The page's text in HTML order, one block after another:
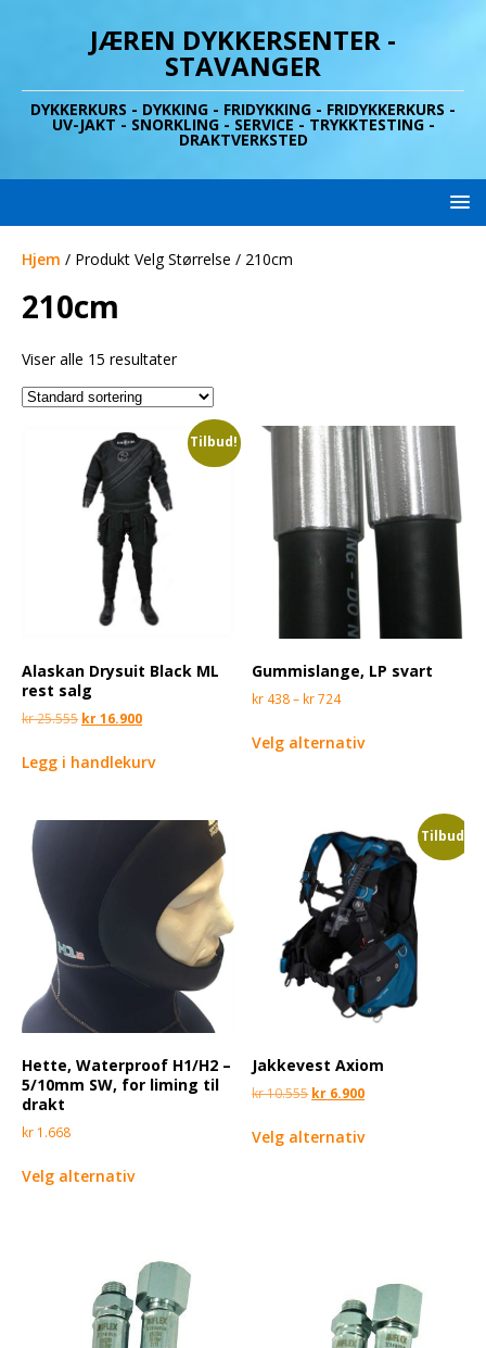
JÆREN DYKKERSENTER -
STAVANGER
DYKKERKURS - DYKKING - FRIDYKKING - FRIDYKKERKURS -
UV-JAKT - SNORKLING - SERVICE - TRYKKTESTING -
DRAKTVERKSTED
Hjem / Produkt Velg Størrelse / 210cm
210cm
Viser alle 15 resultater
Tilbud!
Alaskan Drysuit Black ML
rest salg
kr25.555 kr16.900
Legg i handlekurv
Gummislange, LP svart
kr 438– kr724
Velg alternativ
Hette, Waterproof H1/H2 –
5/10mm SW, for liming til
drakt
kr 1.668
Velg alternativ
Tilbud!
Jakkevest Axiom
kr10.555 kr 6.900
Velg alternativ